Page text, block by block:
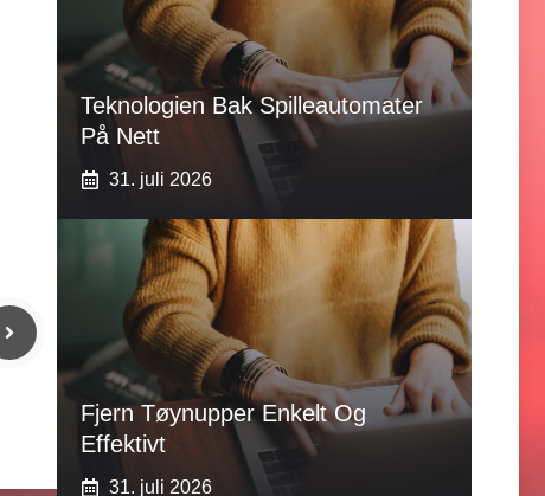
Teknologien Bak Spilleautomater
På Nett
31. juli 2026
Fjern Tøynupper Enkelt Og
Effektivt
31. juli 2026